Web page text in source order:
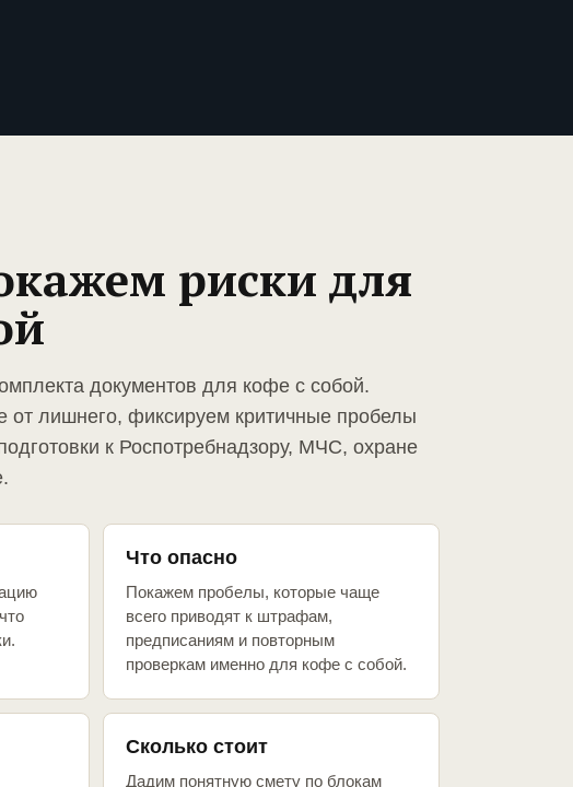
риски для
документов для кофе с собой.
от лишнего, фиксируем критичные пробелы
к Роспотребнадзору, МЧС, охране
Что опасно
Покажем пробелы, которые чаще
всего приводят к штрафам,
предписаниям и повторным
проверкам именно для кофе с собой.
Сколько стоит
Дадим понятную смету по блокам